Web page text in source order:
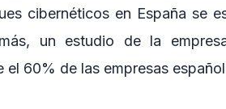
cibernéticos en España se
un estudio de la
el 60% de las empresas